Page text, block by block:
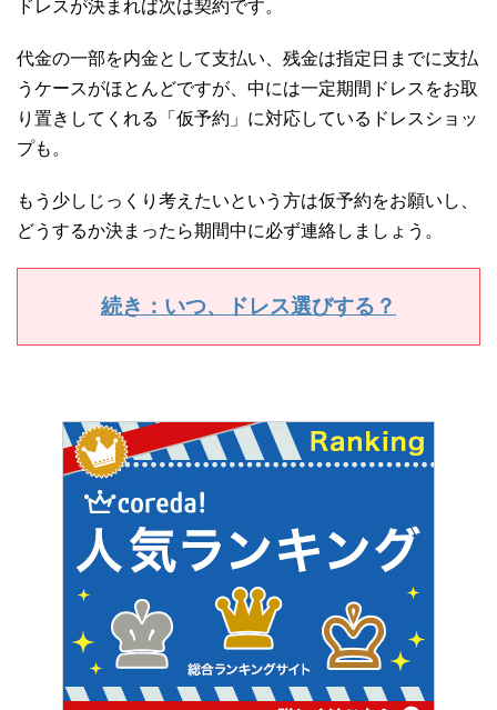
ドレスが決まれば次は契約です。
代金の一部を内金として支払い、残金は指定日までに支払
うケースがほとんどですが、中には一定期間ドレスをお取
り置きしてくれる「仮予約」に対応しているドレスショッ
プも。
もう少しじっくり考えたいという方は仮予約をお願いし、
どうするか決まったら期間中に必ず連絡しましょう。
続き：いつ、ドレス選びする？